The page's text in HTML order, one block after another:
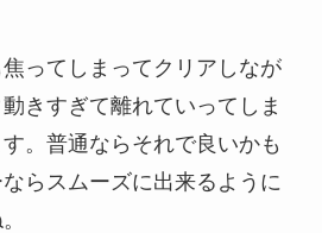
ってしまってクリアしなが
きすぎて離れていってしま
。普通ならそれで良いかも
らスムーズに出来るように